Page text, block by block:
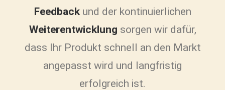
Feedbackund der kontinuierlichen
Weiterentwicklung sorgen wir dafür,
dass Ihr Produkt schnell an den Markt
angepasst wird und langfristig
erfolgreich ist.